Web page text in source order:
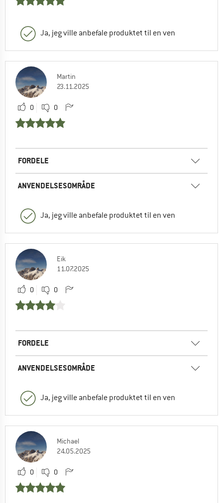
Ja, jeg ville anbefale produktet til en ven
Martin
23.11.2025
0 0
FORDELE
ANVENDELSESOMRÅDE
Ja, jeg ville anbefale produktet til en ven
Eik
11.07.2025
0 0
FORDELE
ANVENDELSESOMRÅDE
Ja, jeg ville anbefale produktet til en ven
Michael
24.05.2025
0 0